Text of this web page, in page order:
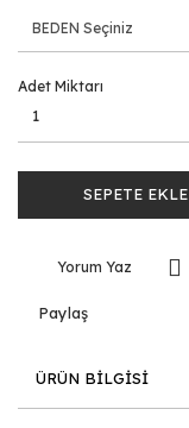
Adet Miktarı
SEPETE EKLE
Yorum Yaz
Paylaş
ÜRÜN BİLGİSİ